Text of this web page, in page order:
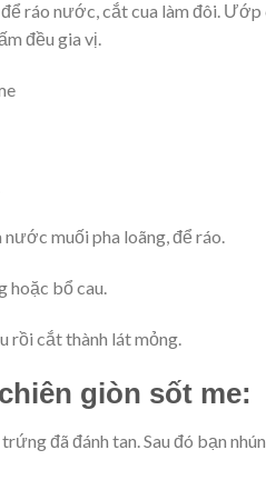
để ráo nước, cắt cua làm đôi.
đều gia vị.
nước muối pha loãng, để ráo.
hoặc bổ cau.
rồi cắt thành lát mỏng.
giòn sốt me:
đã đánh tan. Sau đó bạn